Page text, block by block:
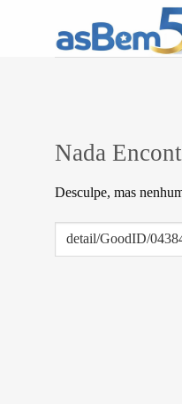
Nada
Desculpe, mas